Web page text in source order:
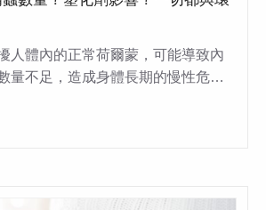
人體內的正常荷爾蒙，可能導致內
量不足，造成身體長期的慢性危…